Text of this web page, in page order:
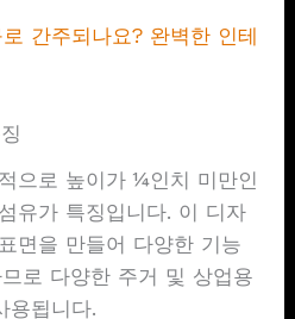
간주되나요? 완벽한 인테
으로 높이가 ¼인치 미만인
유가 특징입니다. 이 디자
면을 만들어 다양한 기능
로 다양한 주거 및 상업용
용됩니다.